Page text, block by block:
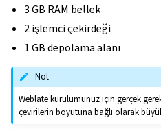
3 GB RAM bellek
2 işlemci çekirdeği
1 GB depolama alanı
Not
Weblate kurulumunuz için gerçek
çevirilerin boyutuna bağlı olarak